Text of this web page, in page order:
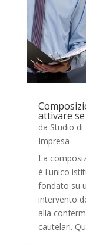
attivare
da Studio
Impresa
La
è l'unico
fondato su
intervento
alla
cautelari.